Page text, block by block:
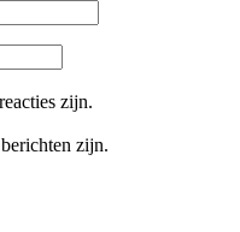
zijn.
zijn.